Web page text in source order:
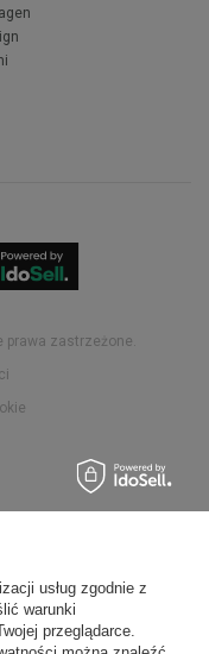
prawa zastrzeżone.
usług zgodnie z
warunki
przeglądarce.